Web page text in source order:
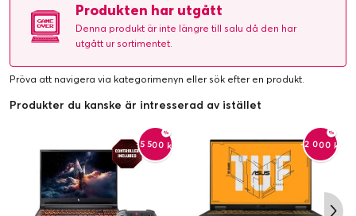
Produkten har utgått
Denna produkt är inte längre till salu då den har
utgått ur sortimentet.
Pröva att navigera via kategorimenyn eller sök efter en produkt.
Produkter du kanske är intresserad av istället
-5 500 kr -2 000 kr